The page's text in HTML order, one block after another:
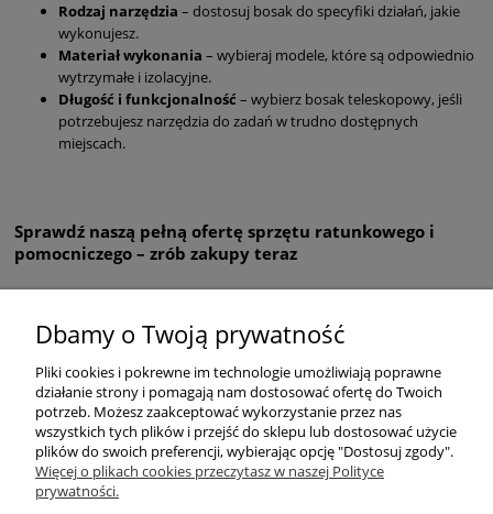
Rodzaj narzędzia – dostosuj bosak do specyfiki działań, jakie
wykonujesz.
Materiał wykonania – wybieraj modele, które są odpowiednio
wytrzymałe i izolacyjne.
Długość i funkcjonalność – wybierz bosak teleskopowy, jeśli
potrzebujesz narzędzia do zadań w trudno dostępnych
miejscach.
Sprawdź naszą pełną ofertę sprzętu ratunkowego i
pomocniczego – zrób zakupy teraz
POMOC
ZAKUPY
Dbamy o Twoją prywatność
Pliki cookies i pokrewne im technologie umożliwiają poprawne
działanie strony i pomagają nam dostosować ofertę do Twoich
potrzeb. Możesz zaakceptować wykorzystanie przez nas
wszystkich tych plików i przejść do sklepu lub dostosować użycie
plików do swoich preferencji, wybierając opcję "Dostosuj zgody".
Więcej o plikach cookies przeczytasz w naszej Polityce
prywatności.